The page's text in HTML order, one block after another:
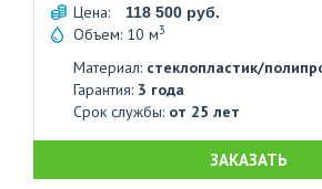
Цена: 118 500 руб.
Объем: 10 м3
Материал: стеклопластик/
Гарантия: 3 года
Срок службы: от 25 лет
ЗАКАЗАТЬ